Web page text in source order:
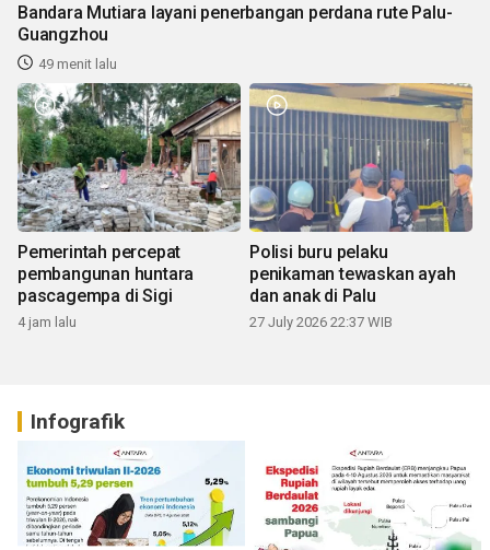
Bandara Mutiara layani penerbangan perdana rute Palu-
Guangzhou
49 menit lalu
Pemerintah percepat
pembangunan huntara
pascagempa di Sigi
4 jam lalu
Polisi buru pelaku
penikaman tewaskan ayah
dan anak di Palu
27 July 2026 22:37 WIB
Infografik